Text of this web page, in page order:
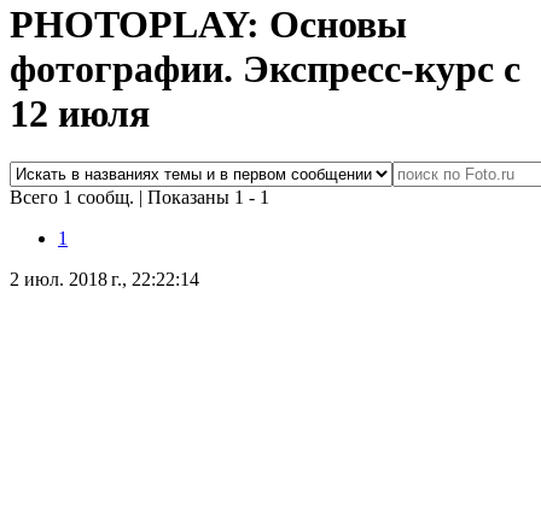
PHOTOPLAY: Основы
фотографии. Экспресс-курс с
12 июля
Всего 1 сообщ. | Показаны 1 - 1
1
2 июл. 2018 г., 22:22:14